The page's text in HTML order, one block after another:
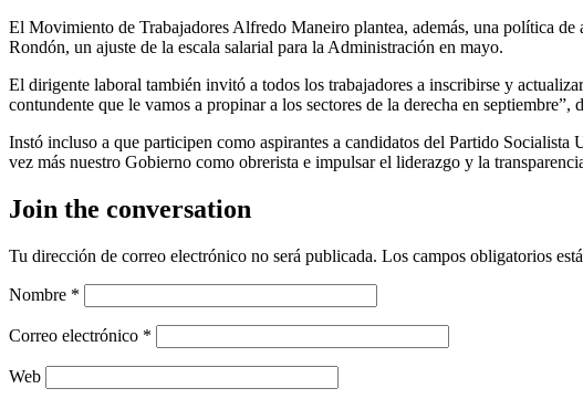
El Movimiento de Trabajadores Alfredo Maneiro plantea, además, una política
Rondón, un ajuste de la escala salarial para la Administración en mayo.
El dirigente laboral también invitó a todos los trabajadores a inscribirse y
contundente que le vamos a propinar a los sectores de la derecha en septiembre”,
Instó incluso a que participen como aspirantes a candidatos del Partido
vez más nuestro Gobierno como obrerista e impulsar el liderazgo y la
Join the conversation
Tu dirección de correo electrónico no será publicada. Los campos obligatorios
Nombre *
Correo electrónico *
Web